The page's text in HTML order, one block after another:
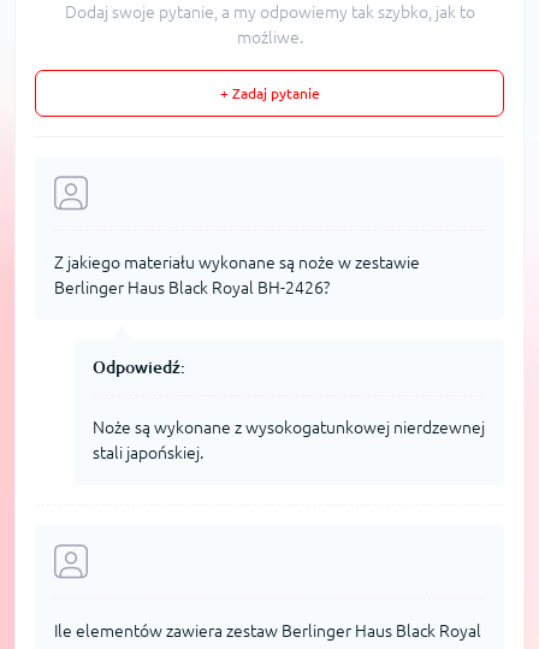
Dodaj swoje pytanie, a my odpowiemy tak szybko, jak to
możliwe.
+ Zadaj pytanie
Z jakiego materiału wykonane są noże w zestawie
Berlinger Haus Black Royal BH-2426?
Odpowiedź:
Noże są wykonane z wysokogatunkowej nierdzewnej
stali japońskiej.
Ile elementów zawiera zestaw Berlinger Haus Black Royal